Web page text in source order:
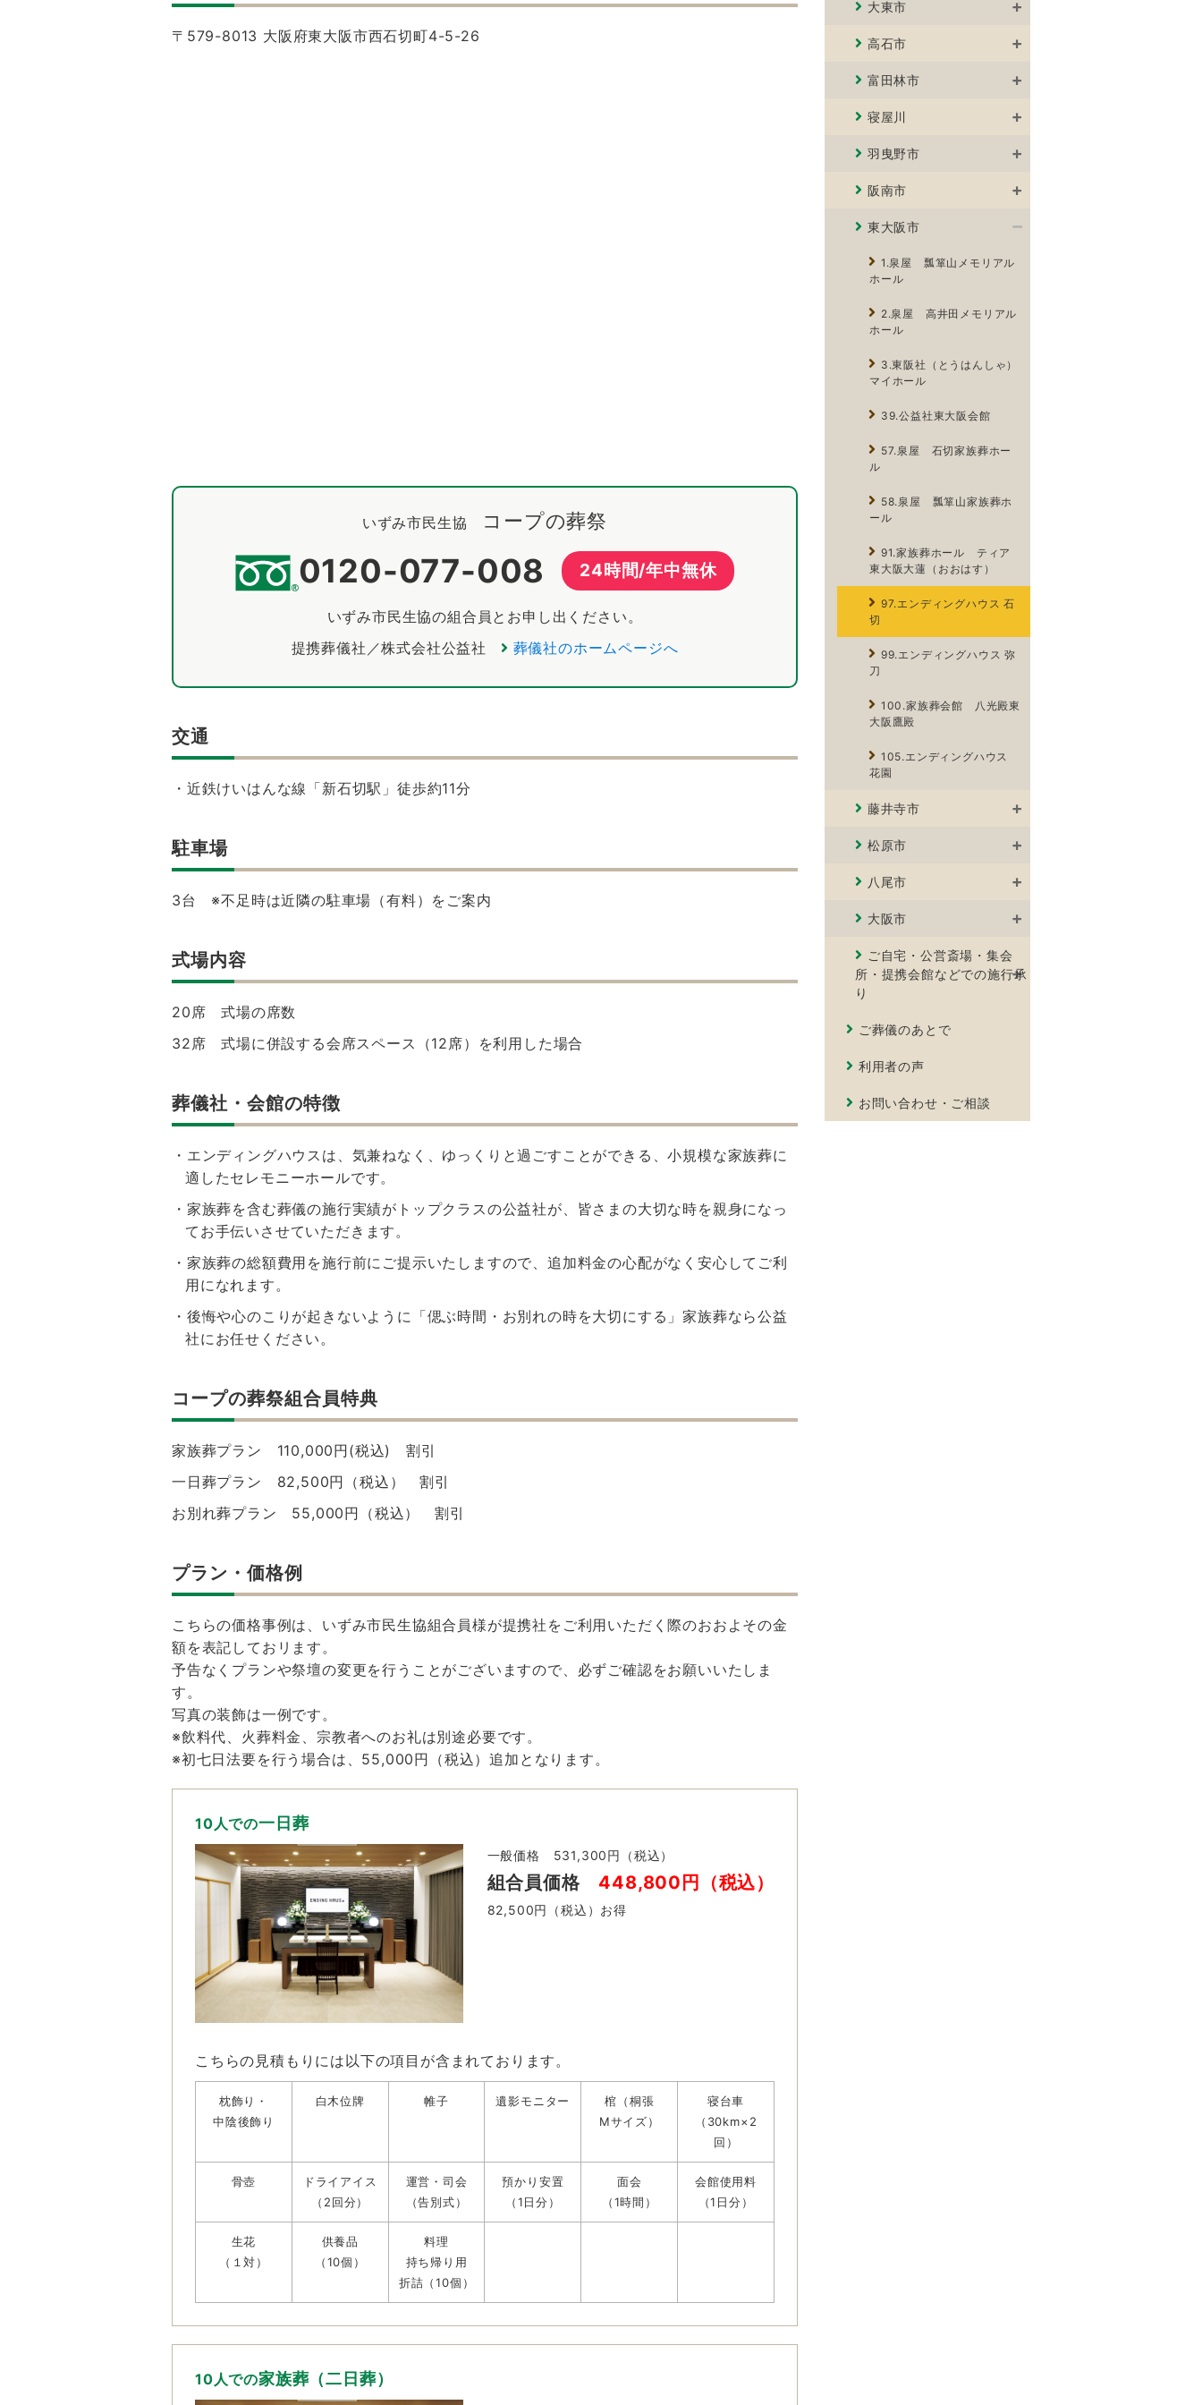
〒579-8013 大阪府東大阪市西石切町4-5-26
いずみ市民生協 コープの葬祭
0120-077-008 24時間/年中無休
いずみ市民生協の組合員とお申し出ください。
提携葬儀社／株式会社公益社
葬儀社のホームページへ
交通
・近鉄けいはんな線「新石切駅」徒歩約11分
駐車場
3台 ※不足時は近隣の駐車場（有料）をご案内
式場内容
20席 式場の席数
32席 式場に併設する会席スペース（12席）を利用した場合
葬儀社・会館の特徴
・エンディングハウスは、気兼ねなく、ゆっくりと過ごすことができる、小規模な家族葬に
適したセレモニーホールです。
・家族葬を含む葬儀の施行実績がトップクラスの公益社が、皆さまの大切な時を親身になっ
てお手伝いさせていただきます。
・家族葬の総額費用を施行前にご提示いたしますので、追加料金の心配がなく安心してご利
用になれます。
・後悔や心のこりが起きないように「偲ぶ時間・お別れの時を大切にする」家族葬なら公益
社にお任せください。
コープの葬祭組合員特典
家族葬プラン 110,000円(税込) 割引
一日葬プラン 82,500円（税込） 割引
お別れ葬プラン 55,000円（税込） 割引
プラン・価格例
こちらの価格事例は、いずみ市民生協組合員様が提携社をご利用いただく際のおおよその金
額を表記しておリます。
予告なくプランや祭壇の変更を行うことがございますので、必ずご確認をお願いいたしま
す。
写真の装飾は一例です。
※飲料代、火葬料金、宗教者へのお礼は別途必要です。
※初七日法要を行う場合は、55,000円（税込）追加となります。
10人での一日葬
一般価格 531,300円（税込）
組合員価格 448,800円（税込）
82,500円（税込）お得
こちらの見積もりには以下の項目が含まれております。
枕飾り・
中陰後飾り
白木位牌 帷子 遺影モニター
棺（桐張
Mサイズ）
寝台車
（30km×2
回）
骨壺
ドライアイス
（2回分）
運営・司会
（告別式）
預かり安置
（1日分）
面会
（1時間）
会館使用料
（1日分）
生花
（１対）
供養品
（10個）
料理
持ち帰り用
折詰（10個）
10人での家族葬（二日葬）
大東市
高石市
富田林市
寝屋川
羽曳野市
阪南市
東大阪市
1.泉屋 瓢箪山メモリアル
ホール
2.泉屋 高井田メモリアル
ホール
3.東阪社（とうはんしゃ）
マイホール
39.公益社東大阪会館
57.泉屋 石切家族葬ホー
ル
58.泉屋 瓢箪山家族葬ホ
ール
91.家族葬ホール ティア
東大阪大蓮（おおはす）
97.エンディングハウス 石
切
99.エンディングハウス 弥
刀
100.家族葬会館 八光殿東
大阪鷹殿
105.エンディングハウス
花園
藤井寺市
松原市
八尾市
大阪市
ご自宅・公営斎場・集会
所・提携会館などでの施行承
り
ご葬儀のあとで
利用者の声
お問い合わせ・ご相談